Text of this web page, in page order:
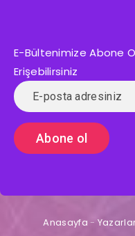
E-Bültenimize Abone
Erişebilirsiniz
Anasayfa -